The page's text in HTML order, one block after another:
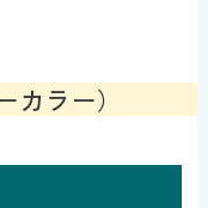
ラー）